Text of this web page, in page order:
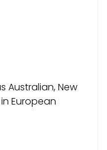
Australian, New
European